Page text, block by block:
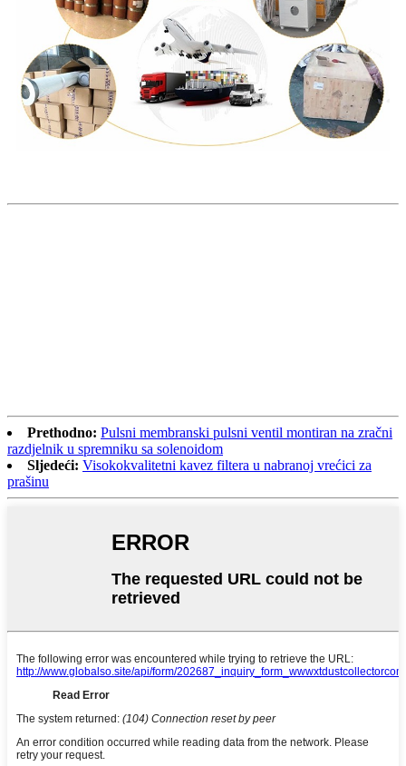
Prethodno: Pulsni membranski pulsni ventil montiran na zračni
razdjelnik u spremniku sa solenoidom
Sljedeći: Visokokvalitetni kavez filtera u nabranoj vrećici za
prašinu